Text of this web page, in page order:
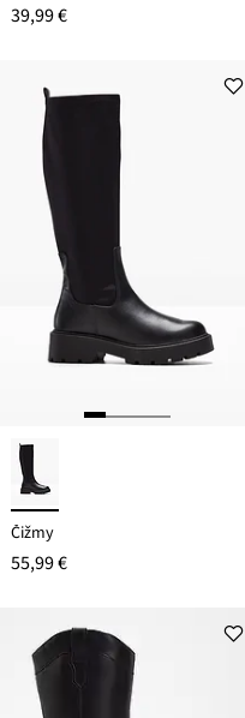
39,99 €
Čižmy
55,99 €